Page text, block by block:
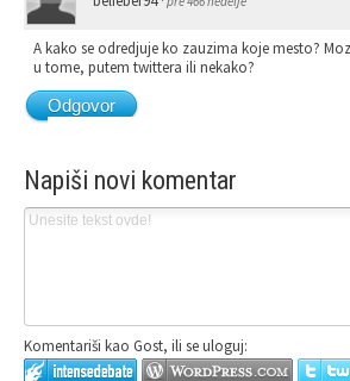
A kako se odredjuje ko zauzima koje mesto?
u tome, putem twittera ili nekako?
Odgovor
Napiši novi komentar
Komentariši kao Gost, ili se uloguj: